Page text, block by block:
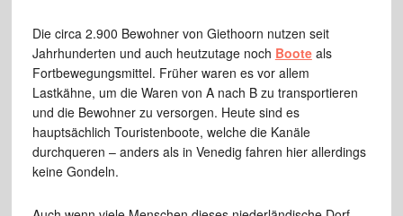
Die circa 2.900 Bewohner von Giethoorn nutzen seit
Jahrhunderten und auch heutzutage noch Booteals
Fortbewegungsmittel. Früher waren es vor allem
Lastkähne, um die Waren von A nach B zu transportieren
und die Bewohner zu versorgen. Heute sind es
hauptsächlich Touristenboote, welche die Kanäle
durchqueren – anders als in Venedig fahren hier allerdings
keine Gondeln.